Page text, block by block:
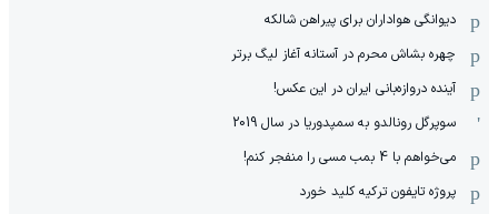
دیوانگی هواداران برای پیراهن شالکه
چهره بشاش محرم در آستانه آغاز لیگ برتر
آینده دروازه‌بانی ایران در این عکس!
سوپرگل رونالدو به سمپدوریا در سال 2019
می‌خواهم با 4 بمب مسی را منفجر کنم!
پروژه تایفون ترکیه کلید خورد